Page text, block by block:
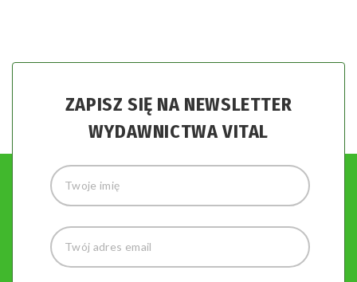
ZAPISZ SIĘ NA NEWSLETTER
WYDAWNICTWA VITAL